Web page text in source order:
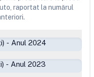
raportat la numărul
- Anul 2024
- Anul 2023